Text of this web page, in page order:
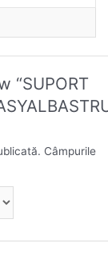
“SUPORT
Câmpurile